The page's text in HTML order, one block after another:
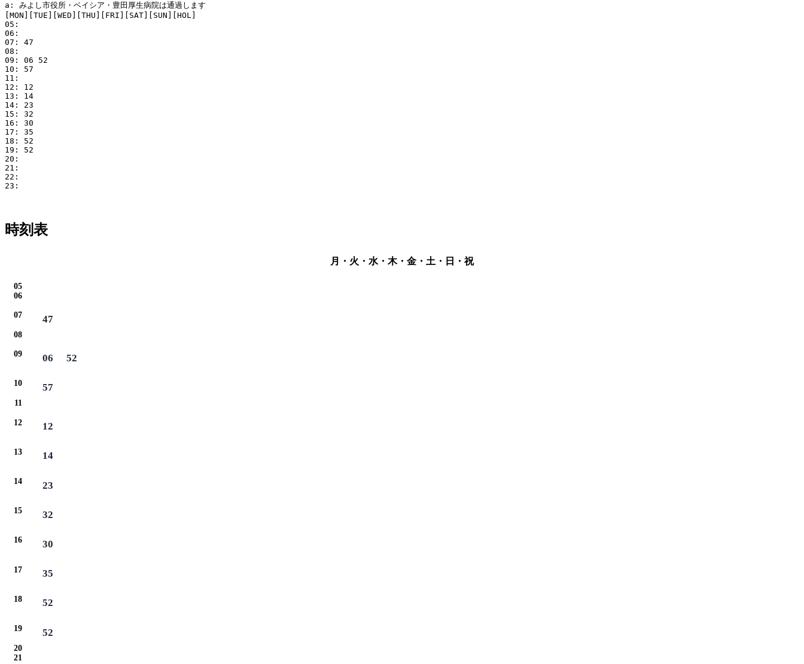
a: みよし市役所・ベイシア・豊田厚生病院は通過します
[MON][TUE][WED][THU][FRI][SAT][SUN][HOL]
05:
06:
07: 47
08:
09: 06 52
10: 57
11:
12: 12
13: 14
14: 23
15: 32
16: 30
17: 35
18: 52
19: 52
20:
21:
22:
23:
時刻表
月・火・水・木・金・土・日・祝
05
06
07 47
08
09 06 52
10 57
11
12 12
13 14
14 23
15 32
16 30
17 35
18 52
19 52
20
21